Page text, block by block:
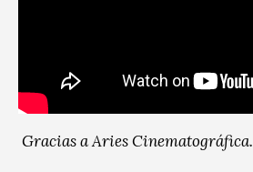
Gracias a Aries Cinematográfica.